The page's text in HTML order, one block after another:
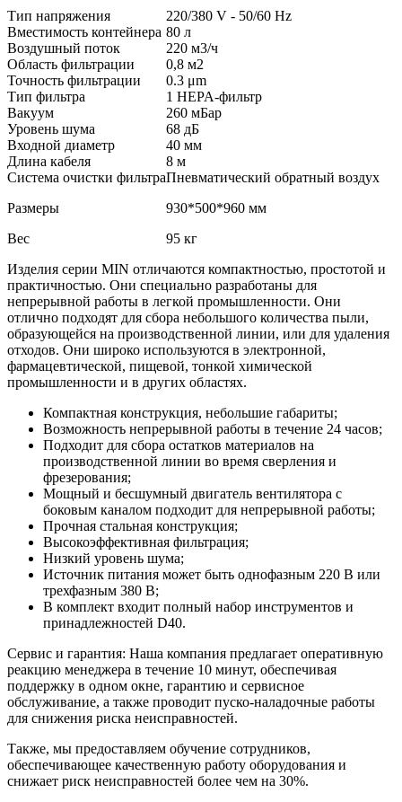
Тип напряжения
220/380 V - 50/60 Hz
Вместимость контейнера 80 л
Воздушный поток
220 м3/ч
Область фильтрации
0,8 м2
Точность фильтрации
0.3 μm
Тип фильтра
1 HEPA-фильтр
Вакуум
260 мБар
Уровень шума
68 дБ
Входной диаметр
40 мм
Длина кабеля
8 м
Система очистки фильтраПневматический обратный воздух
Размеры
930*500*960 мм
Вес
95 кг
Изделия серии MIN отличаются компактностью, простотой и
практичностью. Они специально разработаны для
непрерывной работы в легкой промышленности. Они
отлично подходят для сбора небольшого количества пыли,
образующейся на производственной линии, или для удаления
отходов. Они широко используются в электронной,
фармацевтической, пищевой, тонкой химической
промышленности и в других областях.
Компактная конструкция, небольшие габариты;
Возможность непрерывной работы в течение 24 часов;
Подходит для сбора остатков материалов на
производственной линии во время сверления и
фрезерования;
Мощный и бесшумный двигатель вентилятора с
боковым каналом подходит для непрерывной работы;
Прочная стальная конструкция;
Высокоэффективная фильтрация;
Низкий уровень шума;
Источник питания может быть однофазным 220 В или
трехфазным 380 В;
В комплект входит полный набор инструментов и
принадлежностей D40.
Сервис и гарантия: Наша компания предлагает оперативную
реакцию менеджера в течение 10 минут, обеспечивая
поддержку в одном окне, гарантию и сервисное
обслуживание, а также проводит пуско-наладочные работы
для снижения риска неисправностей.
Также, мы предоставляем обучение сотрудников,
обеспечивающее качественную работу оборудования и
снижает риск неисправностей более чем на 30%.